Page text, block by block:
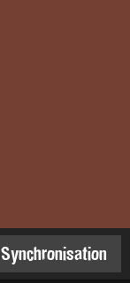
Synchronisation